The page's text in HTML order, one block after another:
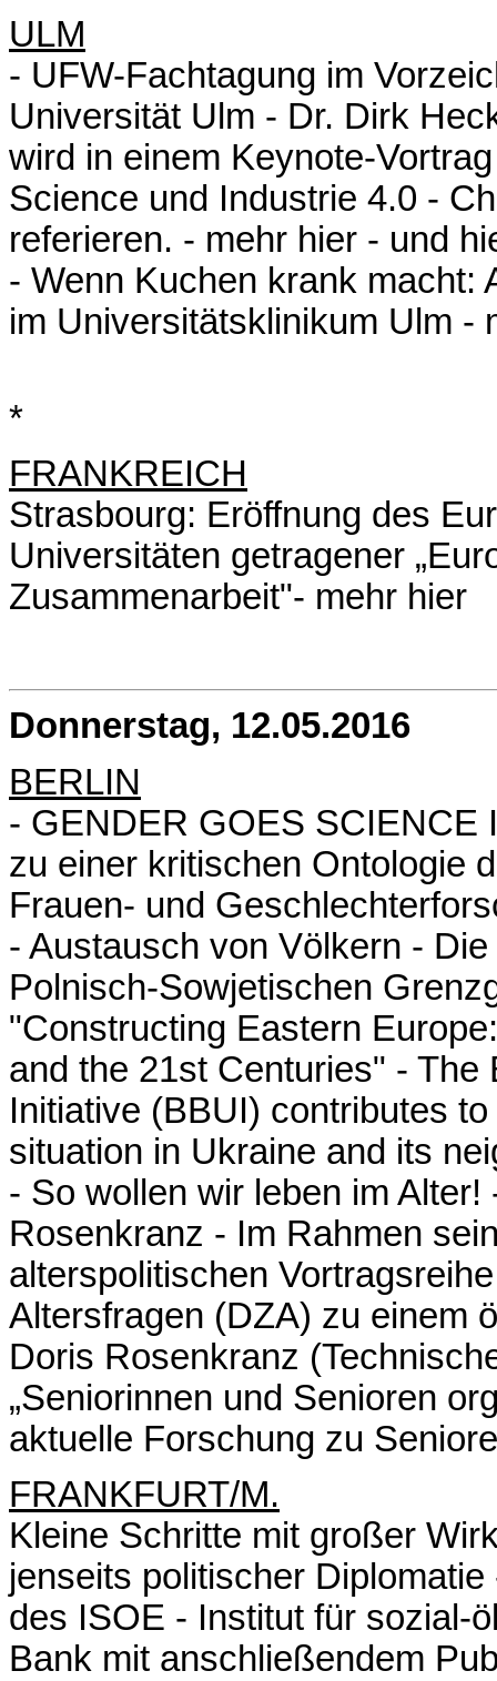
ULM
- UFW-Fachtagung im
Universität Ulm - Dr. Dirk
wird in einem Keynote-
Science und Industrie 4.0 -
referieren. - mehr hier - und
- Wenn Kuchen krank macht:
im Universitätsklinikum Ulm -
*
FRANKREICH
Strasbourg: Eröffnung des
Universitäten getragener
Zusammenarbeit"- mehr hier
Donnerstag, 12.05.2016
BERLIN
- GENDER GOES SCIENCE
zu einer kritischen Ontologie
Frauen- und
- Austausch von Völkern -
Polnisch-Sowjetischen
"Constructing Eastern
and the 21st Centuries" -
Initiative (BBUI) contributes
situation in Ukraine and its
- So wollen wir leben im
Rosenkranz - Im Rahmen
alterspolitischen
Altersfragen (DZA) zu einem
Doris Rosenkranz
„Seniorinnen und Senioren
aktuelle Forschung zu
FRANKFURT/M.
Kleine Schritte mit großer
jenseits politischer
des ISOE - Institut für sozial-
Bank mit anschließendem